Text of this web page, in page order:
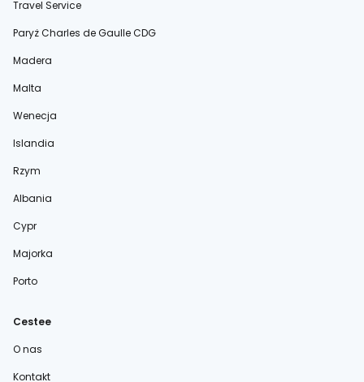
Travel Service
Paryż Charles de Gaulle CDG
Madera
Malta
Wenecja
Islandia
Rzym
Albania
Cypr
Majorka
Porto
Cestee
O nas
Kontakt